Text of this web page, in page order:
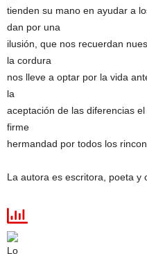
tienden su mano en ayudar a
dan por una
ilusión, que nos recuerdan
la cordura
nos lleve a optar por la vida
la
aceptación de las diferencias
firme
hermandad por todos los
La autora es escritora, poeta y